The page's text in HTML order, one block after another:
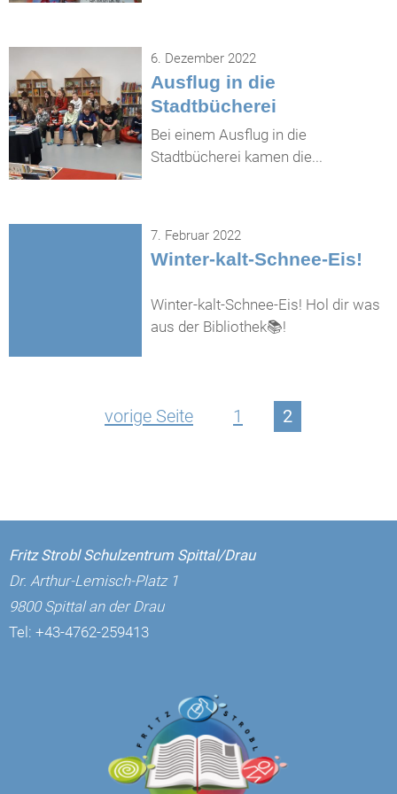
6. Dezember 2022
Ausflug in die
Stadtbücherei
Bei einem Ausflug in die
Stadtbücherei kamen die...
7. Februar 2022
Winter-kalt-Schnee-Eis!
Winter-kalt-Schnee-Eis! Hol dir was
aus der Bibliothek📚!
vorige Seite 1 2
Fritz Strobl Schulzentrum Spittal/Drau
Dr. Arthur-Lemisch-Platz 1
9800 Spittal an der Drau
Tel: +43-4762-259413